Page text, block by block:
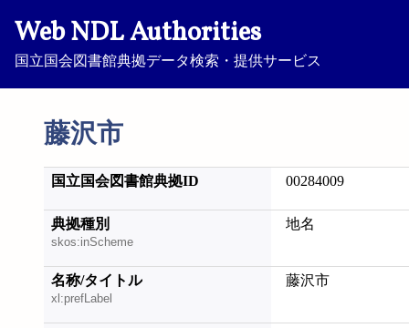
Web NDL Authorities
国立国会図書館典拠データ検索・提供サービス
藤沢市
国立国会図書館典拠ID 00284009
典拠種別
skos:inScheme
地名
名称/タイトル
xl:prefLabel
藤沢市